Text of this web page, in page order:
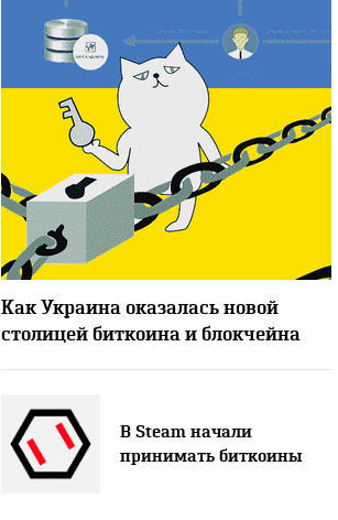
Как Украина оказалась новой
столицей биткоина и блокчейна
В Steam начали
принимать биткоины